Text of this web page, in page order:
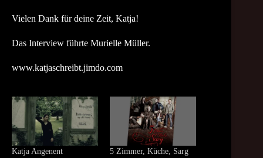
Vielen Dank für deine Zeit, Katja!
Das Interview führte Murielle Müller.
www.katjaschreibt.jimdo.com
Katja Angenent
5 Zimmer, Küche, Sarg